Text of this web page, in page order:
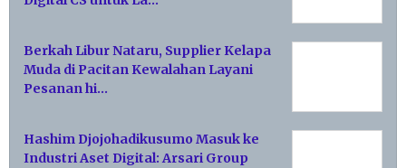
Berkah Libur Nataru, Supplier Kelapa
Muda di Pacitan Kewalahan Layani
Pesanan hi…
Hashim Djojohadikusumo Masuk ke
Industri Aset Digital: Arsari Group